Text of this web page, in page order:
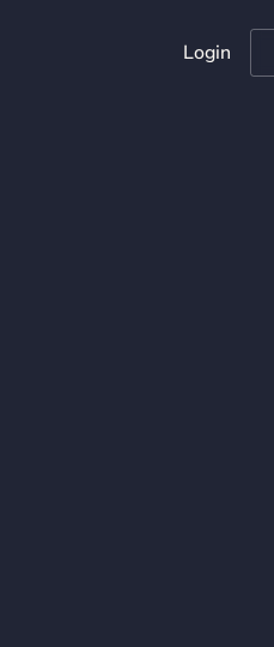
Login